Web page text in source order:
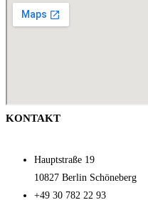
KONTAKT
Hauptstraße 19
10827 Berlin Schöneberg
+49 30 782 22 93